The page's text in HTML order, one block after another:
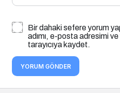
Bir dahaki sefere yorum
adımı, e-posta adresimi
tarayıcıya kaydet.
YORUM GÖNDER